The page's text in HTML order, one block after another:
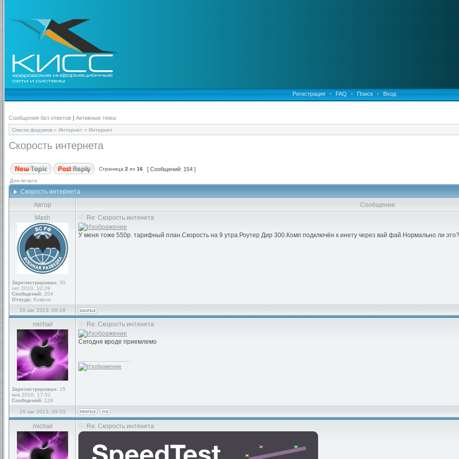
Регистрация • FAQ • Поиск • Вход
Сообщения без ответов | Активные темы
Список форумов » Интернет » Интернет
Скорость интернета
Страница 2 из 16 [ Сообщений: 154 ]
Для печати
Скорость интернета
Автор
Сообщение
Mash
Зарегистрирован: 30
окт 2010, 10:29
Сообщений: 204
Откуда: Ковров
Re: Скорость интенета
У меня тоже 550р. тарифный план.Скорость на 9 утра.Роутер Дир 300.Комп подключён к инету через вай фай.Нормально ли это?
26 авг 2013, 09:18
michail
Зарегистрирован: 15
янв 2010, 17:52
Сообщений: 129
Re: Скорость интенета
Сегодня вроде приемлемо
26 авг 2013, 09:53
michail Re: Скорость интенета